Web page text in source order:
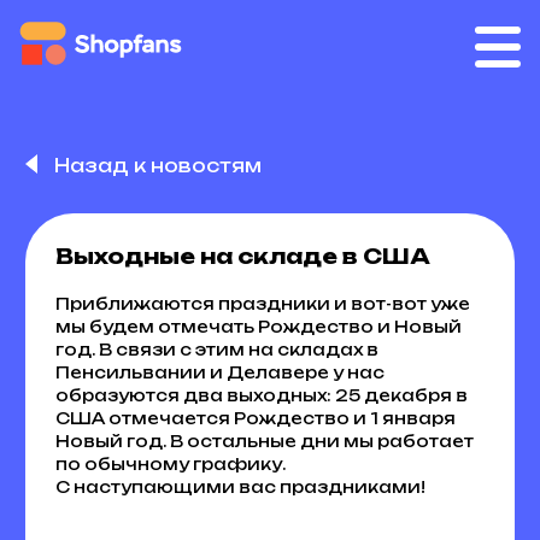
Назад к новостям
Выходные на складе в США
Приближаются праздники и вот-вот уже
мы будем отмечать Рождество и Новый
год. В связи с этим на складах в
Пенсильвании и Делавере у нас
образуются два выходных: 25 декабря в
США отмечается Рождество и 1 января
Новый год. В остальные дни мы работает
по обычному графику.
С наступающими вас праздниками!